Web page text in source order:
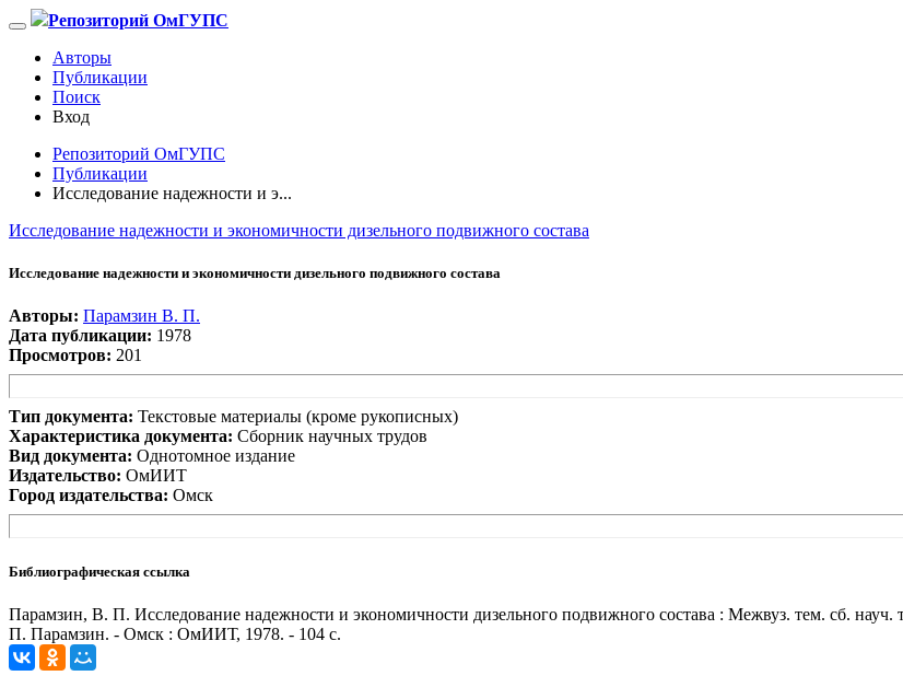
Репозиторий ОмГУПС
Авторы
Публикации
Поиск
Вход
Репозиторий ОмГУПС
Публикации
Исследование надежности и э...
Исследование надежности и экономичности дизельного подвижного состава
Исследование надежности и экономичности дизельного подвижного состава
Авторы: Парамзин В. П.
Дата публикации: 1978
Просмотров: 201
Тип документа: Текстовые материалы (кроме рукописных)
Характеристика документа: Сборник научных трудов
Вид документа: Однотомное издание
Издательство: ОмИИТ
Город издательства: Омск
Библиографическая ссылка
Парамзин, В. П. Исследование надежности и экономичности дизельного подвижного состава : Межвуз. тем. сб.
П. Парамзин. - Омск : ОмИИТ, 1978. - 104 с.